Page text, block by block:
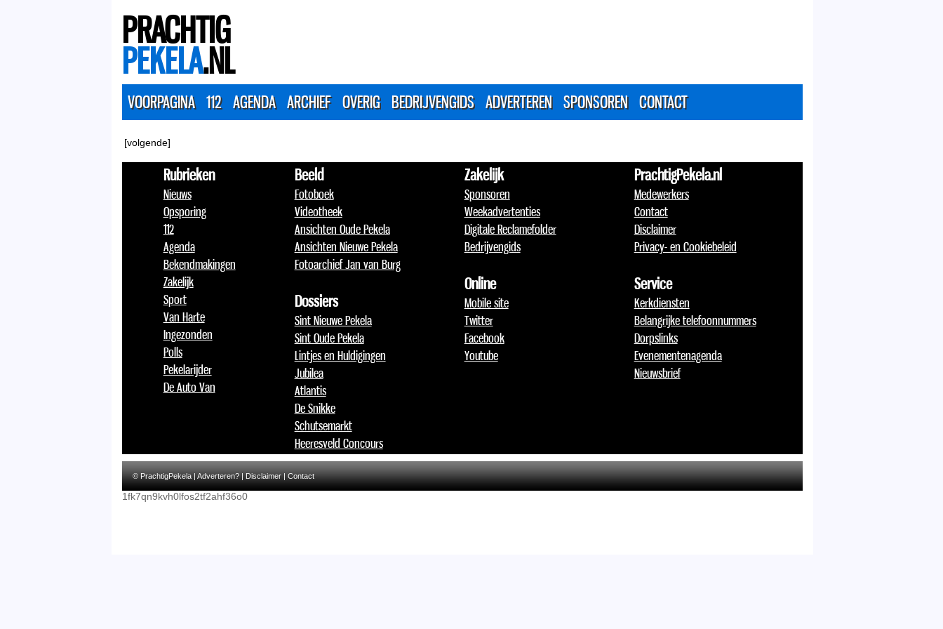
PRACHTIG
PEKELA.NL
VOORPAGINA 112 AGENDA ARCHIEF OVERIG BEDRIJVENGIDS ADVERTEREN SPONSOREN CONTACT
[volgende]
Rubrieken
Nieuws
Opsporing
112
Agenda
Bekendmakingen
Zakelijk
Sport
Van Harte
Ingezonden
Polls
Pekelarijder
De Auto Van
Beeld
Fotoboek
Videotheek
Ansichten Oude Pekela
Ansichten Nieuwe Pekela
Fotoarchief Jan van Burg
Dossiers
Sint Nieuwe Pekela
Sint Oude Pekela
Lintjes en Huldigingen
Jubilea
Atlantis
De Snikke
Schutsemarkt
Heeresveld Concours
Zakelijk
Sponsoren
Weekadvertenties
Digitale Reclamefolder
Bedrijvengids
Online
Mobile site
Twitter
Facebook
Youtube
PrachtigPekela.nl
Medewerkers
Contact
Disclaimer
Privacy- en Cookiebeleid
Service
Kerkdiensten
Belangrijke telefoonnummers
Dorpslinks
Evenementenagenda
Nieuwsbrief
© PrachtigPekela |Adverteren?|Disclaimer|Contact
1fk7qn9kvh0lfos2tf2ahf36o0